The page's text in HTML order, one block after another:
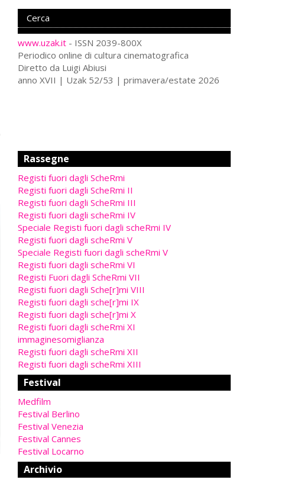
www.uzak.it - ISSN 2039-800X
Periodico online di cultura cinematografica
Diretto da Luigi Abiusi
anno XVII | Uzak 52/53 | primavera/estate 2026
Rassegne
Registi fuori dagli ScheRmi
Registi fuori dagli ScheRmi II
Registi fuori dagli ScheRmi III
Registi fuori dagli scheRmi IV
Speciale Registi fuori dagli scheRmi IV
Registi fuori dagli scheRmi V
Speciale Registi fuori dagli scheRmi V
Registi fuori dagli scheRmi VI
Registi Fuori dagli ScheRmi VII
Registi fuori dagli Sche[r]mi VIII
Registi fuori dagli sche[r]mi IX
Registi fuori dagli sche[r]mi X
Registi fuori dagli scheRmi XI
immaginesomiglianza
Registi fuori dagli scheRmi XII
Registi fuori dagli scheRmi XIII
Festival
Medfilm
Festival Berlino
Festival Venezia
Festival Cannes
Festival Locarno
Archivio